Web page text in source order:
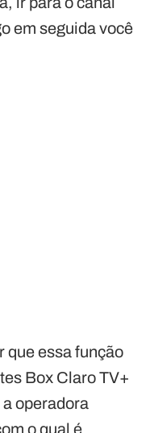
em seguida você
que essa função
Box Claro TV+
operadora
o qual é